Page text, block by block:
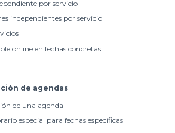
por servicio
independientes por servicio
online en fechas concretas
de agendas
de una agenda
especial para fechas específicas